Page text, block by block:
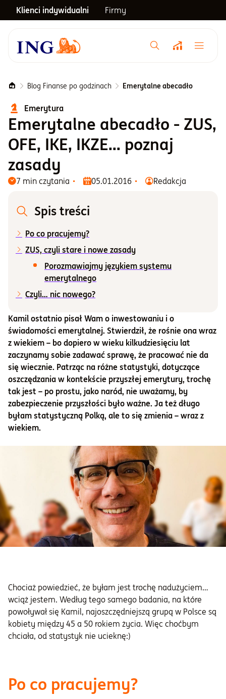
Klienci indywidualni Firmy
Menu główne
Notowania
Emerytura
Inwestycje
Blog
Centrum pomocy
Informacje i dokumenty
Otwórz konto
Zaloguj
Blog Finanse po godzinach Emerytalne abecadło
Emerytura
Emerytalne abecadło - ZUS,
OFE, IKE, IKZE... poznaj
zasady
7 min czytania 05.01.2016 Redakcja
Kamil ostatnio pisał Wam o inwestowaniu i o
świadomości emerytalnej. Stwierdził, że rośnie ona wraz
z wiekiem – bo dopiero w wieku kilkudziesięciu lat
zaczynamy sobie zadawać sprawę, że pracować nie da
się wiecznie. Patrząc na różne statystyki, dotyczące
oszczędzania w kontekście przyszłej emerytury, trochę
tak jest – po prostu, jako naród, nie uważamy, by
zabezpieczenie przyszłości było ważne. Ja też długo
byłam statystyczną Polką, ale to się zmienia – wraz z
wiekiem.
Spis treści
Po co pracujemy?
ZUS, czyli stare i nowe zasady
Porozmawiajmy językiem systemu
emerytalnego
Czyli… nic nowego?
Chociaż powiedzieć, że byłam jest trochę nadużyciem…
wciąż jestem. Według tego samego badania, na które
powoływał się Kamil, najoszczędniejszą grupą w Polsce są
kobiety między 45 a 50 rokiem życia. Więc choćbym
chciała, od statystyk nie ucieknę:)
Po co pracujemy?